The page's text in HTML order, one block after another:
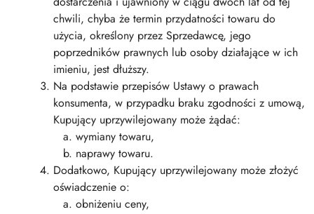
chwili, chyba że termin przydatności towaru do
użycia, określony przez Sprzedawcę, jego
poprzedników prawnych lub osoby działające w ich
imieniu, jest dłuższy.
Na podstawie przepisów Ustawy o prawach
konsumenta, w przypadku braku zgodności z umową,
Kupujący uprzywilejowany może żądać:
wymiany towaru,
naprawy towaru.
Dodatkowo, Kupujący uprzywilejowany może złożyć
oświadczenie o:
obniżeniu ceny,